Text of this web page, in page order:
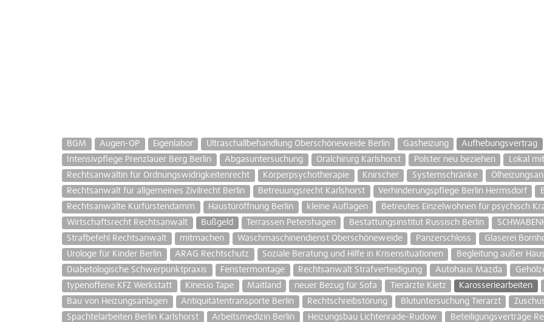
BGM Augen-OP Eigenlabor Ultraschallbehandlung Oberschöneweide Berlin Gasheizung Aufhebungsvertrag
Intensivpflege Prenzlauer Berg Berlin
Abgasuntersuchung Oralchirurg Karlshorst Polster neu beziehen
Lokal
Rechtsanwältin für Ordnungswidrigkeitenrecht
Körperpsychotherapie Knirscher Systemschränke
Rechtsanwalt für allgemeines Zivilrecht Berlin
Betreuungsrecht Karlshorst Verhinderungspflege Berlin Hermsdorf
Rechtsanwälte Kürfürstendamm
Haustüröffnung Berlin kleine Auflagen Betreutes Einzelwohnen für psychisch
Wirtschaftsrecht Rechtsanwalt
Bußgeld Terrassen Petershagen Bestattungsinstitut Russisch Berlin
Strafbefehl Rechtsanwalt
mitmachen Waschmaschinendienst Oberschöneweide Panzerschloss Glaserei
Urologe für Kinder Berlin
ARAG Rechtschutz Soziale Beratung und Hilfe in Krisensituationen Begleitung außer Haus
Diabetologische Schwerpunktpraxis
Fenstermontage Rechtsanwalt Strafverteidigung Autohaus Mazda
typenoffene KFZ Werkstatt
Kinesio Tape Maitland neuer Bezug für Sofa Tierärzte Kietz Karosseriearbeiten
Bau von Heizungsanlagen
Antiquitätentransporte Berlin Rechtschreibstörung Blutuntersuchung Tierarzt
Spachtelarbeiten Berlin Karlshorst
Arbeitsmedizin Berlin Heizungsbau Lichtenrade-Rudow Beteiligungsverträge